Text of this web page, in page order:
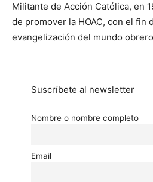
Militante de Acción Católica, en
de promover la HOAC, con el fin
evangelización del mundo
Suscríbete al newsletter
Nombre o nombre completo
Email